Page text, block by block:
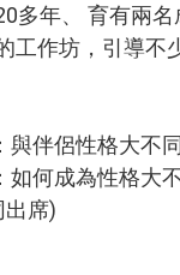
多年、 育有兩
作坊，引導不
伴侶性格大不
何成為性格大
出席)